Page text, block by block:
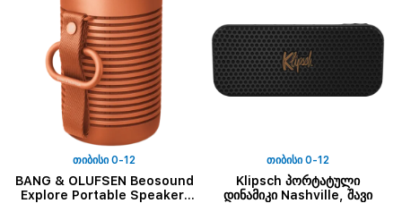
ᲗᲘᲑᲘᲡᲘ 0-12
BANG & OLUFSEN Beosound
Explore Portable Speaker,
ᲗᲘᲑᲘᲡᲘ 0-12
Klipsch პორტატული
დინამიკი Nashville, შავი